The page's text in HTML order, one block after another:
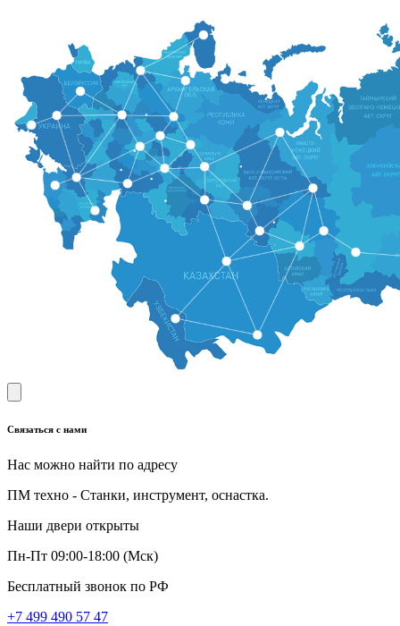
Связаться с нами
Нас можно найти по адресу
ПМ техно - Станки, инструмент, оснастка.
Наши двери открыты
Пн-Пт 09:00-18:00 (Мск)
Бесплатный звонок по РФ
+7 499 490 57 47